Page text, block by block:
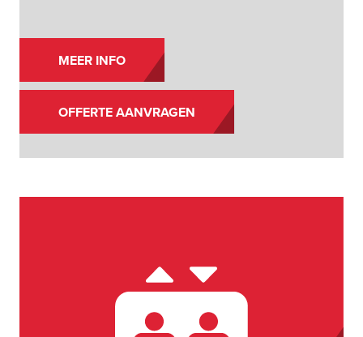
MEER INFO
OFFERTE AANVRAGEN